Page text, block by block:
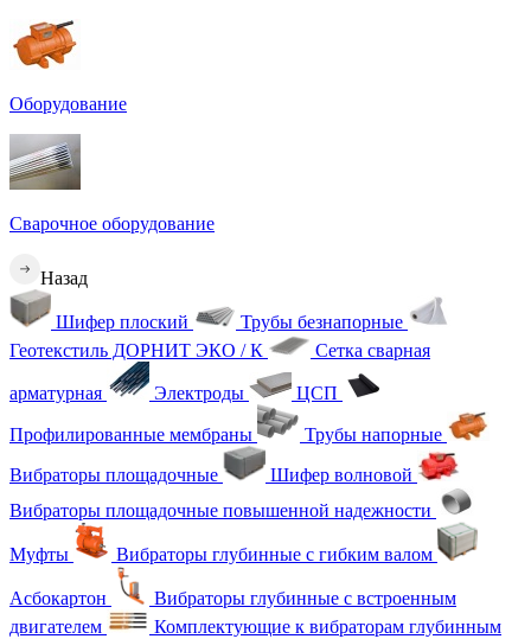
Оборудование
Сварочное оборудование
Назад
Шифер плоский
Трубы безнапорные
Геотекстиль ДОРНИТ ЭКО / К
Сетка сварная
арматурная Электроды ЦСП
Профилированные мембраны
Трубы напорные
Вибраторы площадочные
Шифер волновой
Вибраторы площадочные повышенной надежности
Муфты Вибраторы глубинные с гибким валом
Асбокартон
Вибраторы глубинные с встроенным
двигателем
Комплектующие к вибраторам глубинным